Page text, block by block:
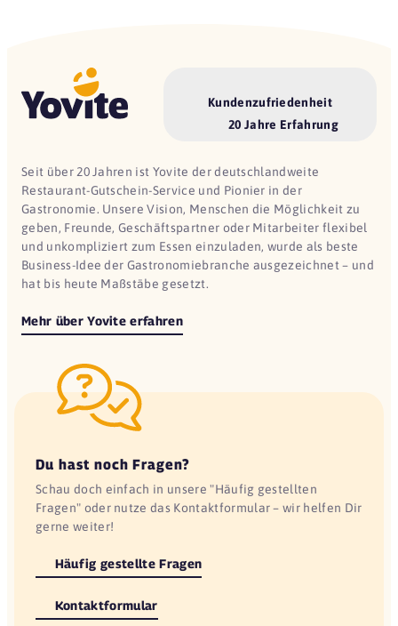
Kundenzufriedenheit
20 Jahre Erfahrung
Seit über 20 Jahren ist Yovite der deutschlandweite
Restaurant-Gutschein-Service und Pionier in der
Gastronomie. Unsere Vision, Menschen die Möglichkeit zu
geben, Freunde, Geschäftspartner oder Mitarbeiter flexibel
und unkompliziert zum Essen einzuladen, wurde als beste
Business-Idee der Gastronomiebranche ausgezeichnet – und
hat bis heute Maßstäbe gesetzt.
Mehr über Yovite erfahren
Du hast noch Fragen?
Schau doch einfach in unsere "Häufig gestellten
Fragen" oder nutze das Kontaktformular – wir helfen Dir
gerne weiter!
Häufig gestellte Fragen
Kontaktformular